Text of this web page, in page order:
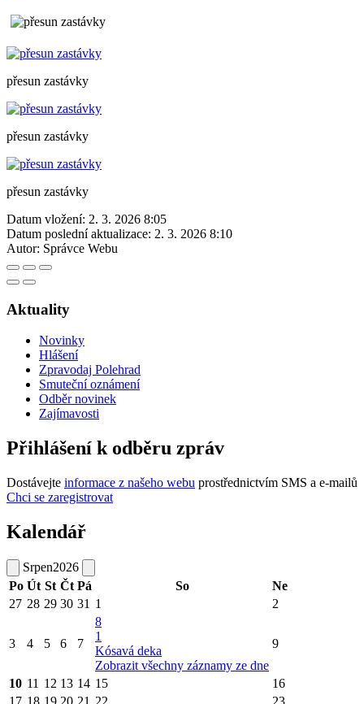
přesun zastávky
přesun zastávky
přesun zastávky
Datum vložení: 2. 3. 2026 8:05
Datum poslední aktualizace: 2. 3. 2026 8:10
Autor: Správce Webu
Aktuality
Novinky
Hlášení
Zpravodaj Polehrad
Smuteční oznámení
Odběr novinek
Zajímavosti
Přihlášení k odběru zpráv
Dostávejte informace z našeho webu prostřednictvím SMS a e-mailů
Chci se zaregistrovat
Kalendář
Srpen2026
Po Út St Čt Pá So
Ne
27 28 29 30 31 1 2
3 4 5 6 7
8
1
Kósavá deka
Zobrazit všechny záznamy ze dne
9
10 11 12 13 14 15
16
17 18 19 20 21 22 23